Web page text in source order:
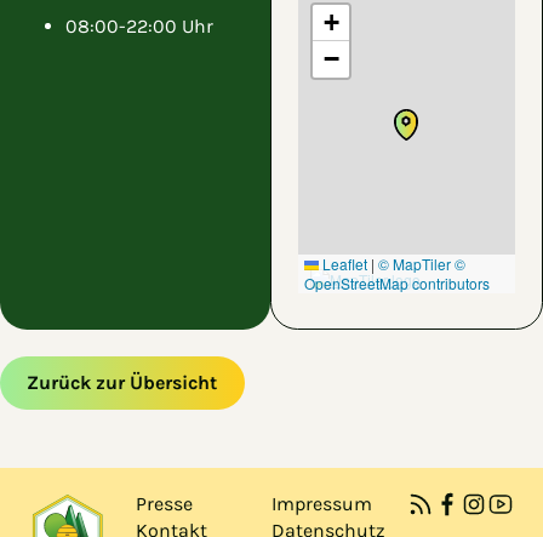
08:00-22:00 Uhr
+
−
Leaflet | © MapTiler©
OpenStreetMap contributors
Zurück zur Übersicht
Presse
Kontakt
Impressum
Datenschutz